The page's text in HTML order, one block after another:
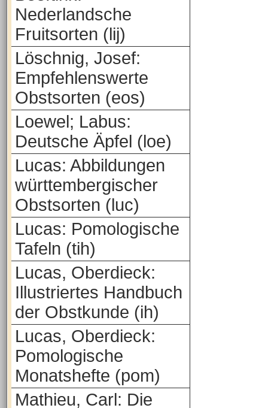
Nederlandsche
Fruitsorten (lij)
Löschnig, Josef:
Empfehlenswerte
Obstsorten (eos)
Loewel; Labus:
Deutsche Äpfel (loe)
Lucas: Abbildungen
württembergischer
Obstsorten (luc)
Lucas: Pomologische
Tafeln (tih)
Lucas, Oberdieck:
Illustriertes Handbuch
der Obstkunde (ih)
Lucas, Oberdieck:
Pomologische
Monatshefte (pom)
Mathieu, Carl: Die